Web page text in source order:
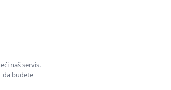
naš servis.
da budete